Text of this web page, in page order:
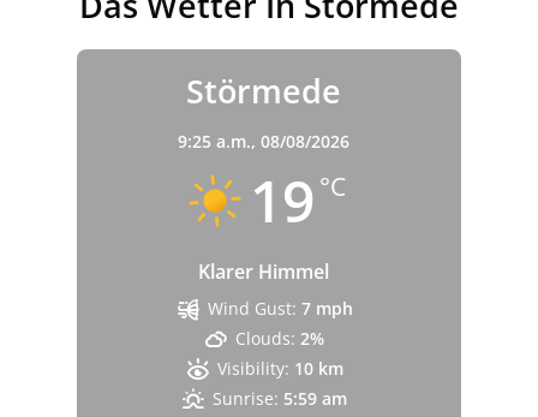
Störmede
9:25 a.m., 08/08/2026
19 °C
Klarer Himmel
Wind Gust: 7 mph
Clouds: 2%
Visibility: 10 km
Sunrise: 5:59 am